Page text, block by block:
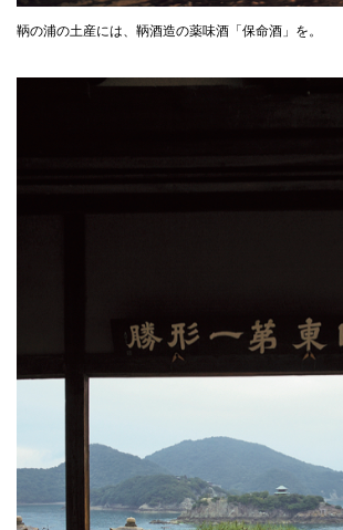
鞆の浦の土産には、鞆酒造の薬味酒「保命酒」を。